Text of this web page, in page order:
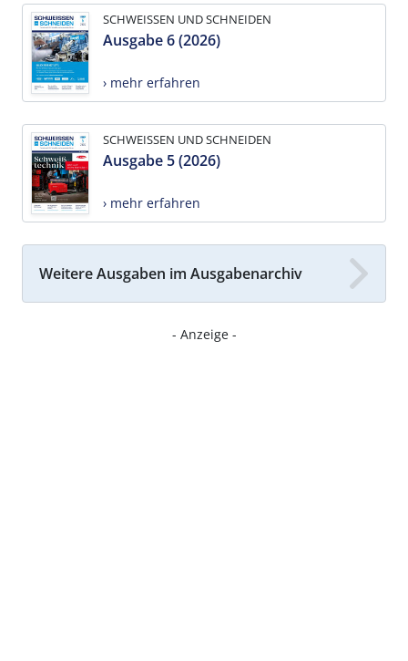
SCHWEISSEN UND SCHNEIDEN
Ausgabe 6 (2026)
› mehr erfahren
SCHWEISSEN UND SCHNEIDEN
Ausgabe 5 (2026)
› mehr erfahren
Weitere Ausgaben im Ausgabenarchiv
- Anzeige -